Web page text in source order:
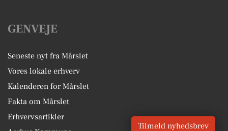
GENVEJE
Seneste nyt fra Mårslet
Vores lokale erhverv
Kalenderen for Mårslet
Fakta om Mårslet
Erhvervsartikler
Tilmeld nyhedsbrev